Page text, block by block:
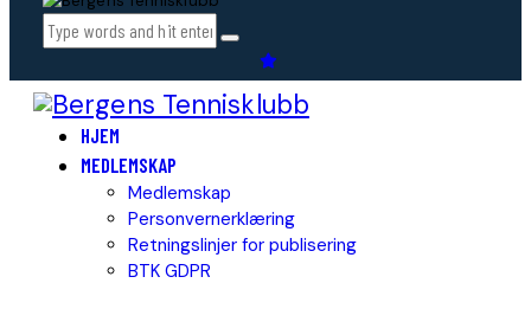
HJEM
MEDLEMSKAP
Medlemskap
Personvernerklæring
Retningslinjer for publisering
BTK GDPR